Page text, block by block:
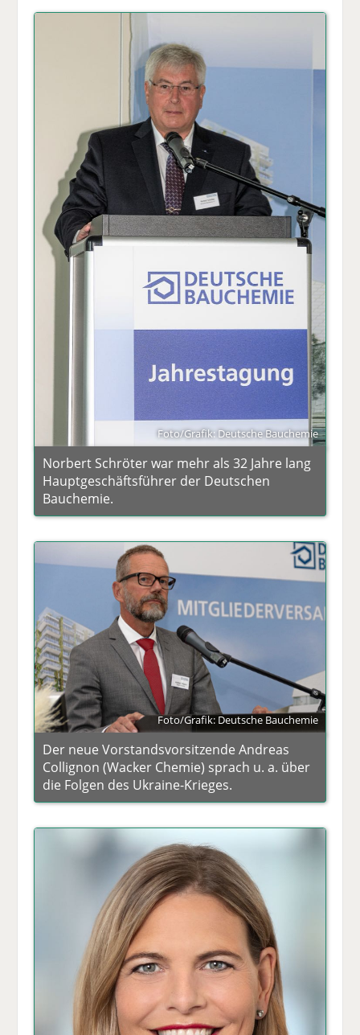
Foto/Grafik: Deutsche Bauchemie
Norbert Schröter war mehr als 32 Jahre lang
Hauptgeschäftsführer der Deutschen
Bauchemie.
Foto/Grafik: Deutsche Bauchemie
Der neue Vorstandsvorsitzende Andreas
Collignon (Wacker Chemie) sprach u. a. über
die Folgen des Ukraine-Krieges.